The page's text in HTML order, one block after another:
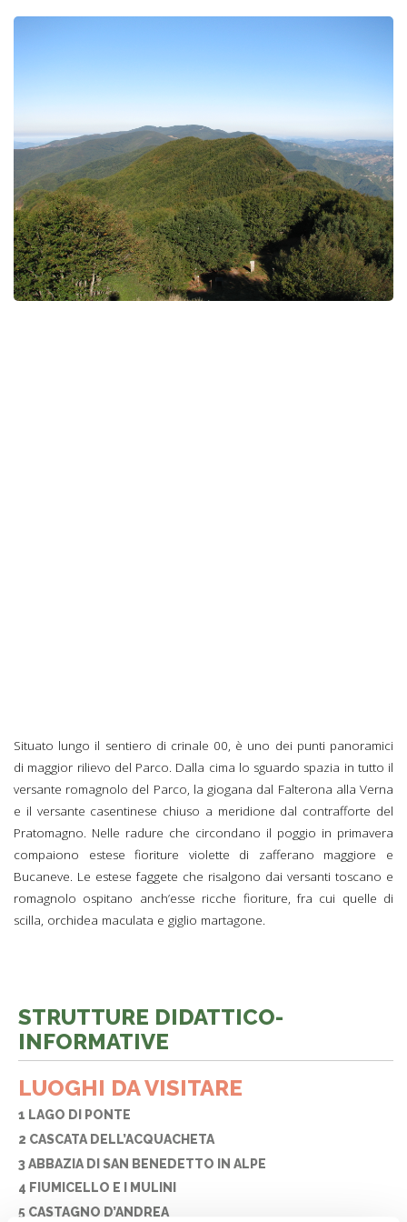
Situato lungo il sentiero di crinale 00, è uno dei punti panoramici
di maggior rilievo del Parco. Dalla cima lo sguardo spazia in tutto il
versante romagnolo del Parco, la giogana dal Falterona alla Verna
e il versante casentinese chiuso a meridione dal contrafforte del
Pratomagno. Nelle radure che circondano il poggio in primavera
compaiono estese fioriture violette di zafferano maggiore e
Bucaneve. Le estese faggete che risalgono dai versanti toscano e
romagnolo ospitano anch’esse ricche fioriture, fra cui quelle di
scilla, orchidea maculata e giglio martagone.
STRUTTURE DIDATTICO-
INFORMATIVE
LUOGHI DA VISITARE
1 LAGO DI PONTE
2 CASCATA DELL’ACQUACHETA
3 ABBAZIA DI SAN BENEDETTO IN ALPE
4 FIUMICELLO E I MULINI
5 CASTAGNO D’ANDREA